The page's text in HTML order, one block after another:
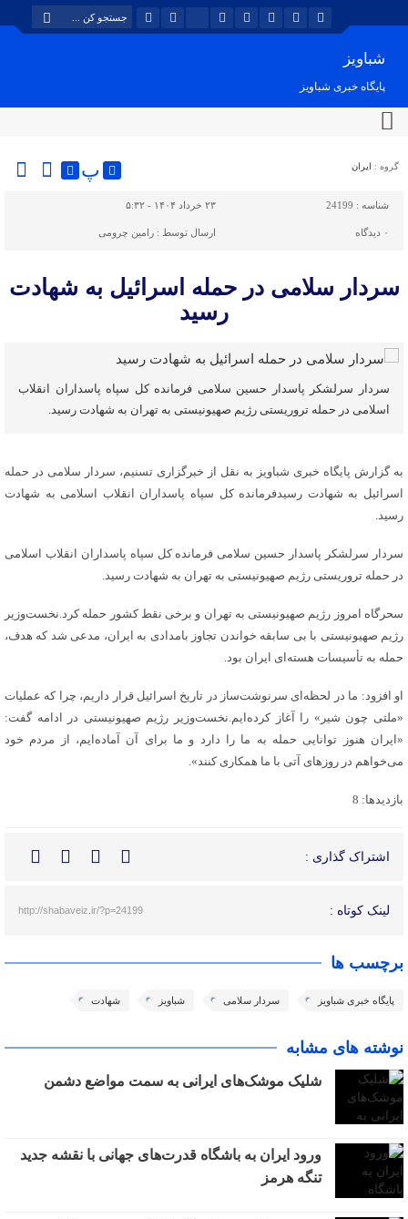
شباویز
پایگاه خبری شباویز
گروه : ایران پ
شناسه : 24199 ۲۳ خرداد ۱۴۰۴ - ۵:۳۲
۰ دیدگاه ارسال توسط :رامین چرومی
سردار سلامی در حمله اسرائیل به شهادت
رسید
سردار سرلشکر پاسدار حسین سلامی فرمانده کل سپاه پاسداران انقلاب
اسلامی در حمله تروریستی رژیم صهیونیستی به تهران به شهادت رسید.
به گزارش پایگاه خبری شباویز به نقل از خبرگزاری تسنیم، سردار سلامی در حمله
اسرائیل به شهادت رسیدفرمانده کل سپاه پاسداران انقلاب اسلامی به شهادت
رسید.
سردار سرلشکر پاسدار حسین سلامی فرمانده کل سپاه پاسداران انقلاب اسلامی
در حمله تروریستی رژیم صهیونیستی به تهران به شهادت رسید.
سحرگاه امروز رژیم صهیونیستی به تهران و برخی نقط کشور حمله کرد.نخست‌وزیر
رژیم صهیونیستی با بی سابقه خواندن تجاوز بامدادی به ایران، مدعی شد که هدف،
حمله به تأسیسات هسته‌ای ایران بود.
او افزود: ما در لحظه‌ای سرنوشت‌ساز در تاریخ اسرائیل قرار داریم، چرا که عملیات
«ملتی چون شیر» را آغاز کرده‌ایم.نخست‌وزیر رژیم صهیونیستی در ادامه گفت:
«ایران هنوز توانایی حمله به ما را دارد و ما برای آن آماده‌ایم، از مردم خود
می‌خواهم در روزهای آتی با ما همکاری کنند».
بازدیدها: 8
اشتراک گذاری :
لینک کوتاه : http://shabaveiz.ir/?p=24199
برچسب ها
پایگاه خبری شباویز سردار سلامی شباویز شهادت
نوشته های مشابه
شلیک موشک‌های ایرانی به سمت مواضع دشمن
ورود ایران به باشگاه قدرت‌های جهانی با نقشه جدید
تنگه هرمز